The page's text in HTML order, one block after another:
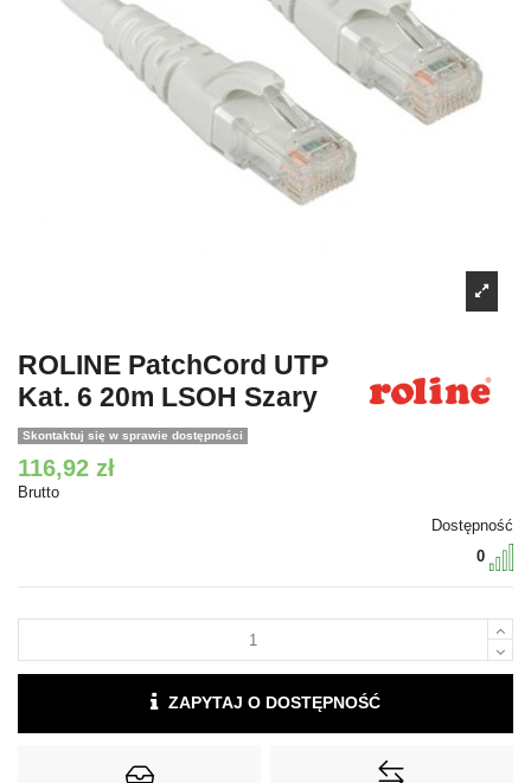
ROLINE PatchCord UTP
Kat. 6 20m LSOH Szary
Skontaktuj się w sprawie dostępności
116,92 zł
Brutto
Dostępność
0
ZAPYTAJ O DOSTĘPNOŚĆ